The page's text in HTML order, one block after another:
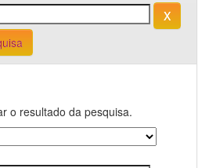
o resultado da pesquisa.